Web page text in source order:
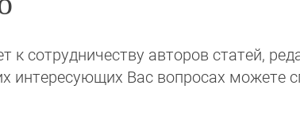
сотруд­ни­чест­ву авторов статей,
интере­сую­щих Вас вопросах мо­же­те